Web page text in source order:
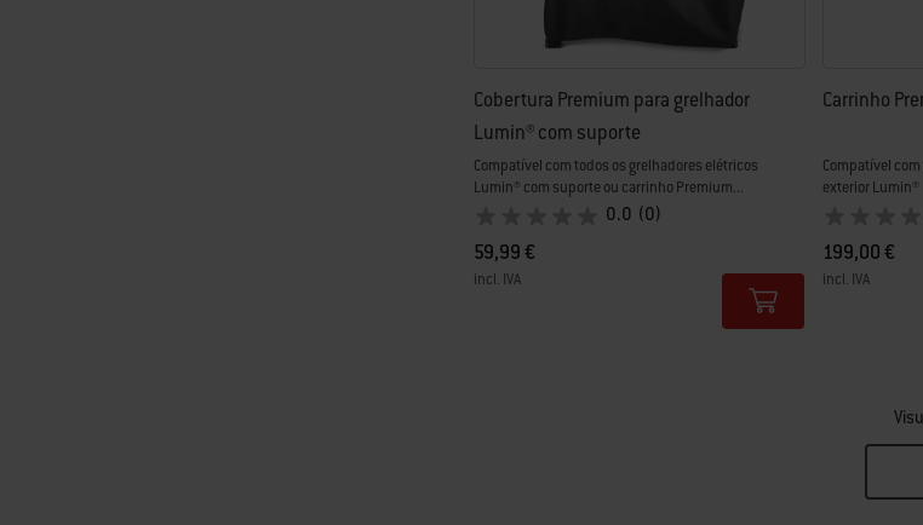
Cobertura Premium para grelhador
Lumin® com suporte
Compatível com todos os grelhadores elétricos
Lumin® com suporte ou carrinho Premium...
0.0 (0)
59,99 €
incl. IVA
Carrinho
Compatível
exterior Lumin®
199,00 €
incl. IVA